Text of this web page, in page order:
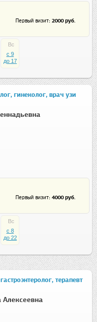
Первый визит: 2000 руб.
Вс
c 9
до 17
гинеколог, врач узи
Первый визит: 4000 руб.
Вс
c 8
до 22
терапевт